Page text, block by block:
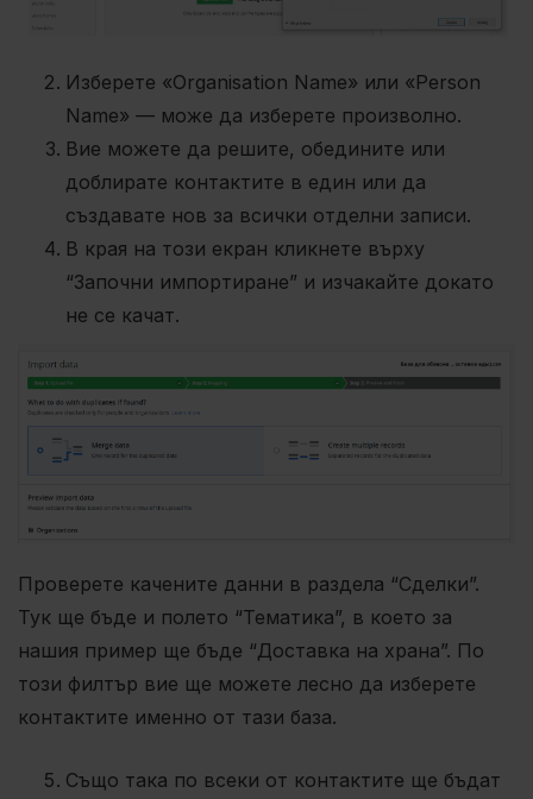
Изберете «Organisation Name» или «Person
Name» — може да изберете произволно.
Вие можете да решите, обедините или
доблирате контактите в един или да
създавате нов за всички отделни записи.
В края на този екран кликнете върху
“Започни импортиране” и изчакайте докато
не се качат.
Проверете качените данни в раздела “Сделки”.
Тук ще бъде и полето “Тематика”, в което за
нашия пример ще бъде “Доставка на храна”. По
този филтър вие ще можете лесно да изберете
контактите именно от тази база.
Също така по всеки от контактите ще бъдат